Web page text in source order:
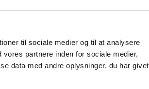
til sociale medier og til at analysere
partnere inden for sociale medier,
data med andre oplysninger, du har givet